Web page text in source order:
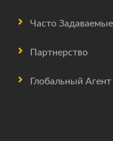
Часто
Партнерство
Глобальный Агент